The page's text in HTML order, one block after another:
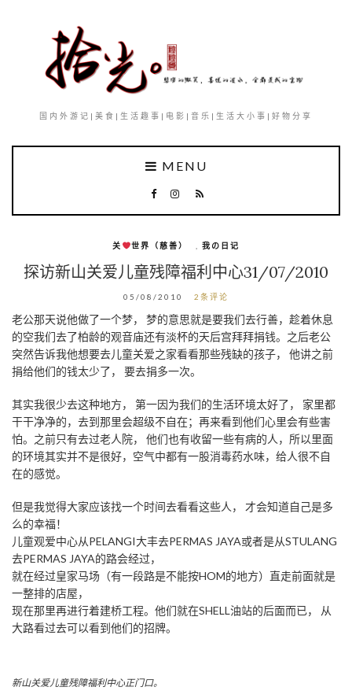
国内外游记|美食|生活趣事|电影|音乐|生活大小事|好物分享
MENU
关 世界（慈善） 我の日记
探访新山关爱儿童残障福利中心31/07/2010
05/08/2010 2条评论
老公那天说他做了一个梦， 梦的意思就是要我们去行善，趁着休息
的空我们去了柏龄的观音庙还有淡杯的天后宫拜拜捐钱。之后老公
突然告诉我他想要去儿童关爱之家看看那些残缺的孩子， 他讲之前
捐给他们的钱太少了， 要去捐多一次。
其实我很少去这种地方， 第一因为我们的生活环境太好了， 家里都
干干净净的，去到那里会超级不自在；再来看到他们心里会有些害
怕。之前只有去过老人院， 他们也有收留一些有病的人，所以里面
的环境其实并不是很好，空气中都有一股消毒药水味，给人很不自
在的感觉。
但是我觉得大家应该找一个时间去看看这些人， 才会知道自己是多
么的幸福！
儿童观爱中心从PELANGI大丰去PERMAS JAYA或者是从STULANG
去PERMAS JAYA的路会经过，
就在经过皇家马场（有一段路是不能按HOM的地方）直走前面就是
一整排的店屋，
现在那里再进行着建桥工程。他们就在SHELL油站的后面而已， 从
大路看过去可以看到他们的招牌。
新山关爱儿童残障福利中心正门口。